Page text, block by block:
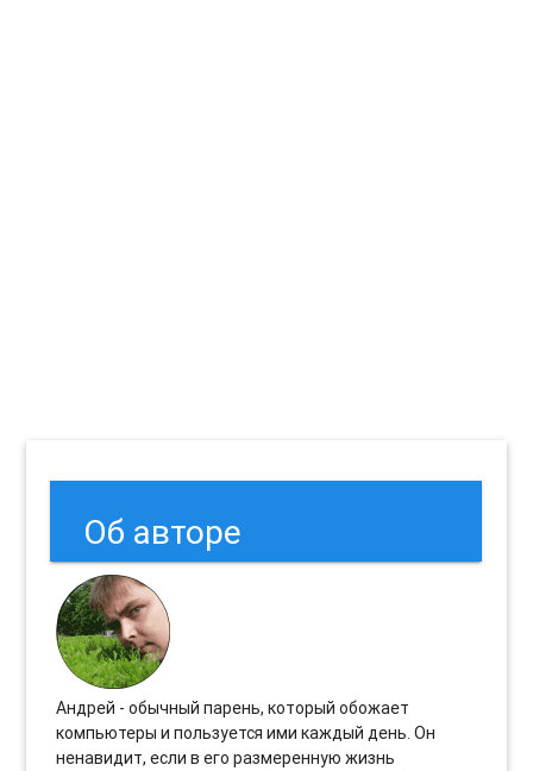
Об авторе
Андрей - обычный парень, который обожает
компьютеры и пользуется ими каждый день. Он
ненавидит, если в его размеренную жизнь